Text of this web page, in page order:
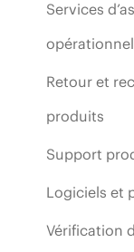
Services
Retour et
produits
Support
Logiciels et
Vérification